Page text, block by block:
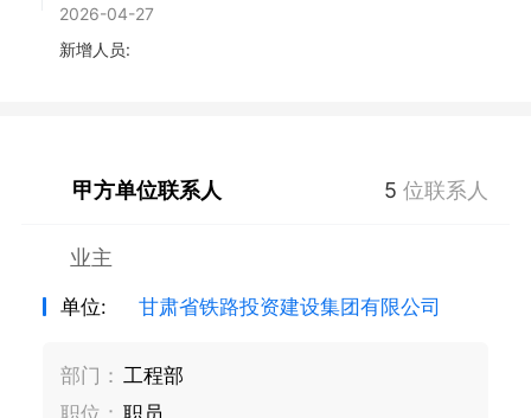
线路转向东南，以桥隧工程为主，经麻沿河与国道
G316伴行南下，经江洛、泥阳后转向西南至成县县城
16.00公里隧道穿越西汉水与白龙江分水岭米仓山至安
以7.33公里隧道穿越北峪河与沟坝河分水岭至两水站。
出站后，线路沿沟坝河而下，自西端疏解引入陇南西
站。
2026-04-27
新增人员:
甲方单位联系人 5 位联系人
业主
单位: 甘肃省铁路投资建设集团有限公司
部门： 工程部